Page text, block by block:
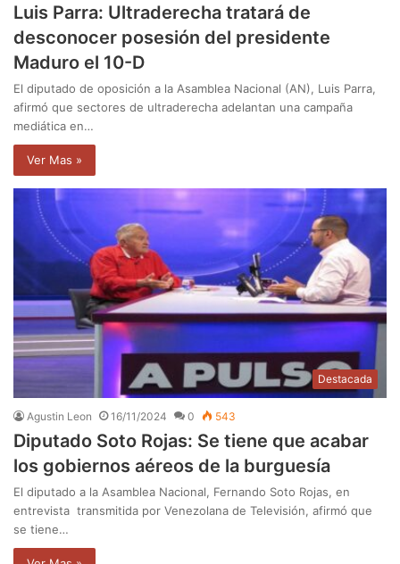
Luis Parra: Ultraderecha tratará de
desconocer posesión del presidente
Maduro el 10-D
El diputado de oposición a la Asamblea Nacional (AN), Luis Parra,
afirmó que sectores de ultraderecha adelantan una campaña
mediática en…
Ver Mas »
Destacada
Agustin Leon 16/11/2024 0 543
Diputado Soto Rojas: Se tiene que acabar
los gobiernos aéreos de la burguesía
El diputado a la Asamblea Nacional, Fernando Soto Rojas, en
entrevista transmitida por Venezolana de Televisión, afirmó que
se tiene…